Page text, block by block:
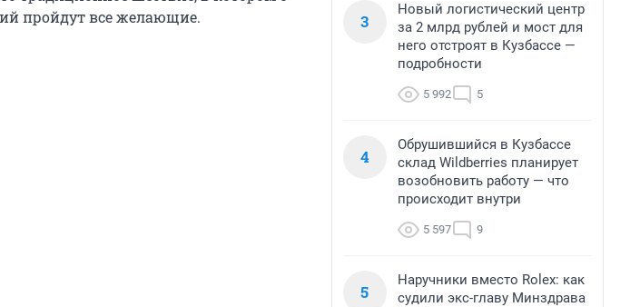
пройдут все желающие.
3
Новый логистический центр
за 2 млрд рублей и мост для
него отстроят в Кузбассе —
подробности
5 992 5
4
Обрушившийся в Кузбассе
склад Wildberries планирует
возобновить работу — что
происходит внутри
5 597 9
5
Наручники вместо Rolex: как
судили экс-главу Минздрава